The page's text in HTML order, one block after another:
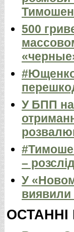
500
У БПП
–
У
виявили
ОСТАННІ